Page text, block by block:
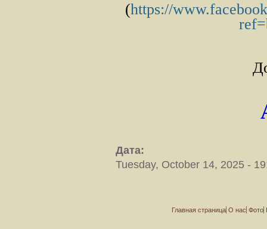
(https://
Дата:
Tuesday, October 14, 2025 -
Главная страница О нас Фото